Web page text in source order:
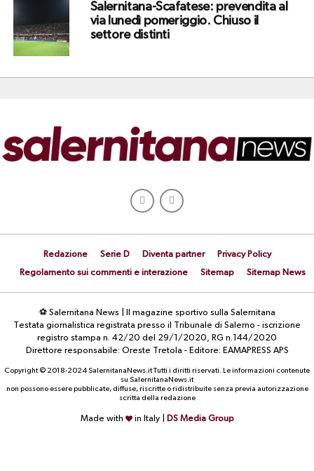
Salernitana-Scafatese: prevendita al
via lunedì pomeriggio. Chiuso il
settore distinti
Redazione Serie D Diventa partner
Privacy Policy
Regolamento sui commenti e interazione
Sitemap Sitemap News
⚽ Salernitana News | Il magazine sportivo sulla Salernitana
Testata giornalistica registrata presso il Tribunale di Salerno - iscrizione
registro stampa n. 42/20 del 29/1/2020, RG n.144/2020
Direttore responsabile: Oreste Tretola - Editore: EAMAPRESS APS
Copyright © 2018-2024 SalernitanaNews.it Tutti i diritti riservati. Le informazioni contenute
su SalernitanaNews.it
non possono essere pubblicate, diffuse, riscritte o ridistribuite senza previa autorizzazione
scritta della redazione
Made with in Italy | DS Media Group